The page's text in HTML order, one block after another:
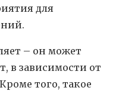
для
– он может
в зависимости от
того, такое